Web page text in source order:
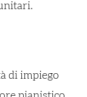
di impiego